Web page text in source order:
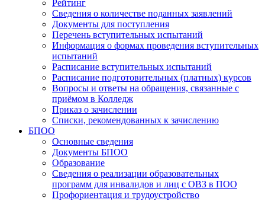
Рейтинг
Сведения о количестве поданных заявлений
Документы для поступления
Перечень вступительных испытаний
Информация о формах проведения вступительных
испытаний
Расписание вступительных испытаний
Расписание подготовительных (платных) курсов
Вопросы и ответы на обращения, связанные с
приёмом в Колледж
Приказ о зачислении
Списки, рекомендованных к зачислению
БПОО
Основные сведения
Документы БПОО
Образование
Сведения о реализации образовательных
программ для инвалидов и лиц с ОВЗ в ПОО
Профориентация и трудоустройство